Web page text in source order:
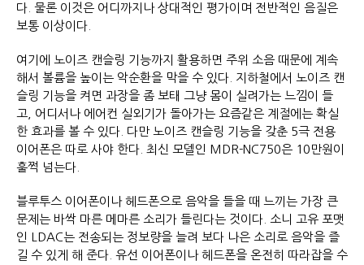
다. 물론 이것은 어디까지나 상대적인 평가이며 전반적인 음질은
보통 이상이다.
여기에 노이즈 캔슬링 기능까지 활용하면 주위 소음 때문에 계속
해서 볼륨을 높이는 악순환을 막을 수 있다. 지하철에서 노이즈 캔
슬링 기능을 켜면 과장을 좀 보태 그냥 몸이 실려가는 느낌이 들
고, 어디서나 에어컨 실외기가 돌아가는 요즘같은 계절에는 확실
한 효과를 볼 수 있다. 다만 노이즈 캔슬링 기능을 갖춘 5극 전용
이어폰은 따로 사야 한다. 최신 모델인 MDR-NC750은 10만원이
훌쩍 넘는다.
블루투스 이어폰이나 헤드폰으로 음악을 들을 때 느끼는 가장 큰
문제는 바싹 마른 메마른 소리가 들린다는 것이다. 소니 고유 포맷
인 LDAC는 전송되는 정보량을 늘려 보다 나은 소리로 음악을 즐
길 수 있게 해 준다. 유선 이어폰이나 헤드폰을 온전히 따라잡을 수